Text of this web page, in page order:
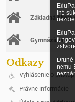
iné
nemu
Základná škola
Gymnázium sv.
Odkazy
Vyhlásenie o
Právne informácie